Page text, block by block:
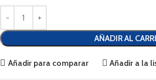
AÑADIR AL
Añadir para comparar Añadir a la